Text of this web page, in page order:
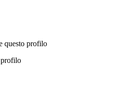
questo profilo
profilo